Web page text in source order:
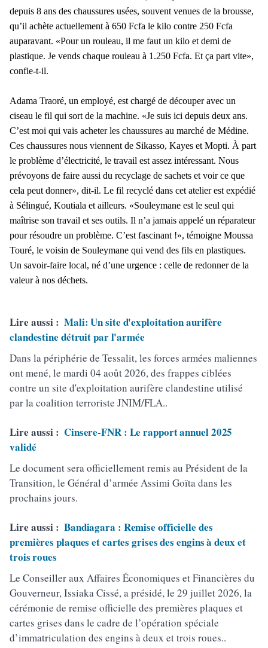
depuis 8 ans des chaussures usées, souvent venues de la brousse,
qu’il achète actuellement à 650 Fcfa le kilo contre 250 Fcfa
auparavant. «Pour un rouleau, il me faut un kilo et demi de
plastique. Je vends chaque rouleau à 1.250 Fcfa. Et ça part vite»,
confie-t-il.
Adama Traoré, un employé, est chargé de découper avec un
ciseau le fil qui sort de la machine. «Je suis ici depuis deux ans.
C’est moi qui vais acheter les chaussures au marché de Médine.
Ces chaussures nous viennent de Sikasso, Kayes et Mopti. À part
le problème d’électricité, le travail est assez intéressant. Nous
prévoyons de faire aussi du recyclage de sachets et voir ce que
cela peut donner», dit-il. Le fil recyclé dans cet atelier est expédié
à Sélingué, Koutiala et ailleurs. «Souleymane est le seul qui
maîtrise son travail et ses outils. Il n’a jamais appelé un réparateur
pour résoudre un problème. C’est fascinant !», témoigne Moussa
Touré, le voisin de Souleymane qui vend des fils en plastiques.
Un savoir-faire local, né d’une urgence : celle de redonner de la
valeur à nos déchets.
Lire aussi : Mali: Un site d'exploitation aurifère
clandestine détruit par l'armée
Dans la périphérie de Tessalit, les forces armées maliennes
ont mené, le mardi 04 août 2026, des frappes ciblées
contre un site d'exploitation aurifère clandestine utilisé
par la coalition terroriste JNIM/FLA..
Lire aussi : Cinsere-FNR : Le rapport annuel 2025
validé
Le document sera officiellement remis au Président de la
Transition, le Général d’armée Assimi Goïta dans les
prochains jours.
Lire aussi : Bandiagara : Remise officielle des
premières plaques et cartes grises des engins à deux et
trois roues
Le Conseiller aux Affaires Économiques et Financières du
Gouverneur, Issiaka Cissé, a présidé, le 29 juillet 2026, la
cérémonie de remise officielle des premières plaques et
cartes grises dans le cadre de l’opération spéciale
d’immatriculation des engins à deux et trois roues..